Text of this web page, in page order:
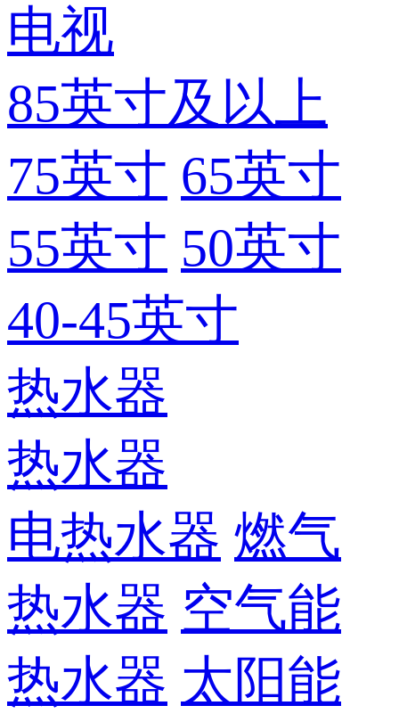
电视
85英寸及以上
75英寸 65英寸
55英寸 50英寸
40-45英寸
热水器
热水器
电热水器 燃气
热水器 空气能
热水器 太阳能